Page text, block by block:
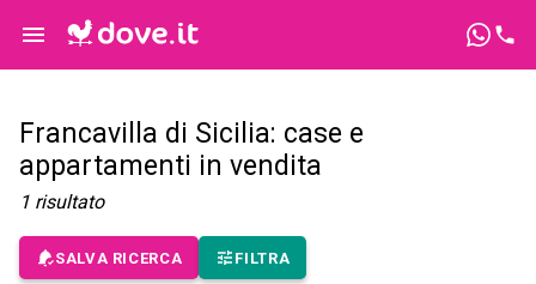
Francavilla di Sicilia: case e
appartamenti in vendita
1 risultato
SALVA RICERCA FILTRA